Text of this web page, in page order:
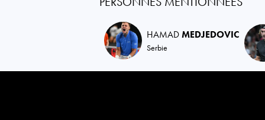
HAMADMEDJEDOVIC
Serbie